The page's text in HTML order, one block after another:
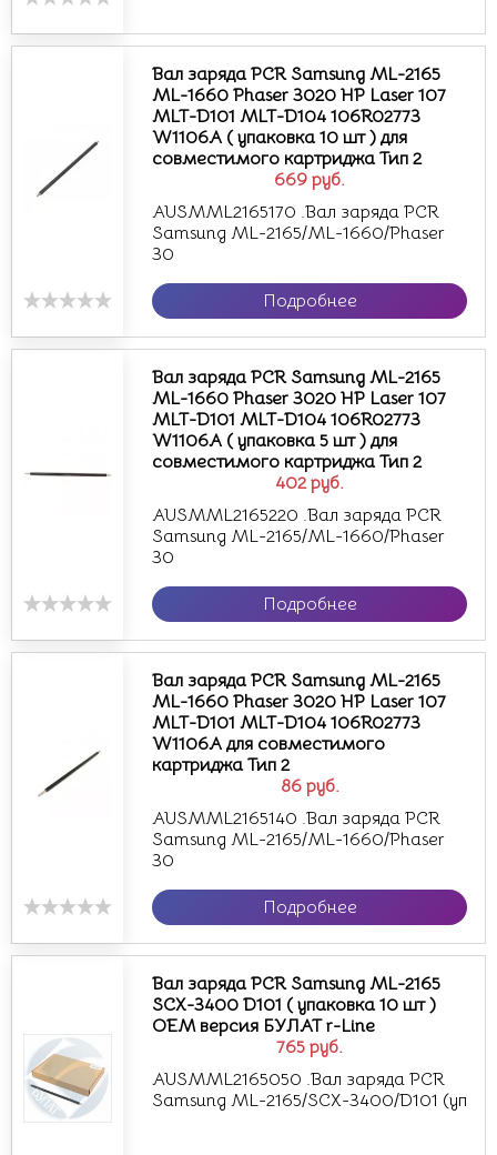
669 руб.
Вал заряда PCR Samsung ML-2165
ML-1660 Phaser 3020 HP Laser 107
MLT-D101 MLT-D104 106R02773
W1106A ( упаковка 10 шт ) для
совместимого картриджа Тип 2
AUSMML2165170 .Вал заряда PCR
Samsung ML-2165/ML-1660/Phaser
30
Подробнее
402 руб.
Вал заряда PCR Samsung ML-2165
ML-1660 Phaser 3020 HP Laser 107
MLT-D101 MLT-D104 106R02773
W1106A ( упаковка 5 шт ) для
совместимого картриджа Тип 2
AUSMML2165220 .Вал заряда PCR
Samsung ML-2165/ML-1660/Phaser
30
Подробнее
86 руб.
Вал заряда PCR Samsung ML-2165
ML-1660 Phaser 3020 HP Laser 107
MLT-D101 MLT-D104 106R02773
W1106A для совместимого
картриджа Тип 2
AUSMML2165140 .Вал заряда PCR
Samsung ML-2165/ML-1660/Phaser
30
Подробнее
765 руб.
Вал заряда PCR Samsung ML-2165
SCX-3400 D101 ( упаковка 10 шт )
OEM версия БУЛАТ r-Line
AUSMML2165050 .Вал заряда PCR
Samsung ML-2165/SCX-3400/D101 (уп